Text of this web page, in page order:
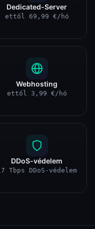
Dedicated-Server
ettől 69,99 €/hó
Webhosting
ettől 3,99 €/hó
DDoS-védelem
Tbps DDoS-védelem